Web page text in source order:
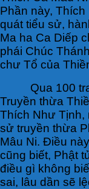
Phần này,
quát tiểu sử,
Ma ha Ca Diếp
phái Chúc
chư Tổ của
Qua 100
Truyền thừa
Thích Như Tịnh,
sử truyền thừa
Mâu Ni. Điều
cũng biết, Phật
điều gì không
sai, lâu dần sẽ